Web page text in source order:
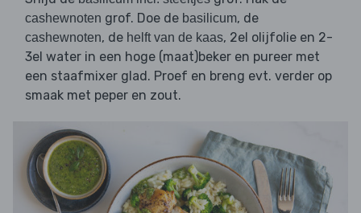
cashewnoten grof. Doe de basilicum, de
cashewnoten, de helft van de kaas, 2el olijfolie en 2-
3el water in een hoge (maat)beker en pureer met
een staafmixer glad. Proef en breng evt. verder op
smaak met peper en zout.